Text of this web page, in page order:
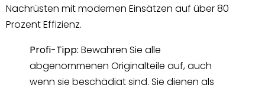
Nachrüsten mit modernen Einsätzen auf über 80
Prozent Effizienz.
Profi-Tipp: Bewahren Sie alle
abgenommenen Originalteile auf, auch
wenn sie beschädigt sind. Sie dienen als